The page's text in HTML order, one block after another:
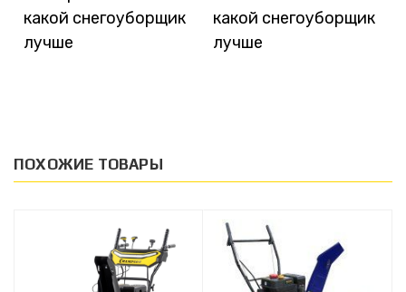
какой снегоуборщик
лучше
какой снегоуборщик
лучше
ПОХОЖИЕ ТОВАРЫ